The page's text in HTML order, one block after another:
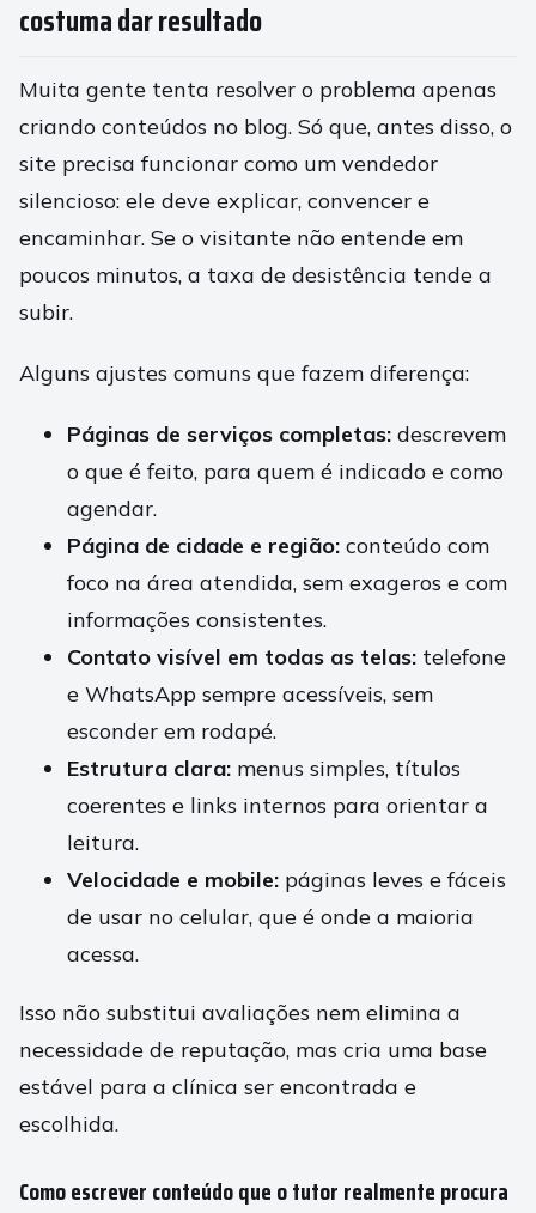
costuma dar resultado
Muita gente tenta resolver o problema apenas
criando conteúdos no blog. Só que, antes disso, o
site precisa funcionar como um vendedor
silencioso: ele deve explicar, convencer e
encaminhar. Se o visitante não entende em
poucos minutos, a taxa de desistência tende a
subir.
Alguns ajustes comuns que fazem diferença:
Páginas de serviços completas: descrevem
o que é feito, para quem é indicado e como
agendar.
Página de cidade e região: conteúdo com
foco na área atendida, sem exageros e com
informações consistentes.
Contato visível em todas as telas: telefone
e WhatsApp sempre acessíveis, sem
esconder em rodapé.
Estrutura clara: menus simples, títulos
coerentes e links internos para orientar a
leitura.
Velocidade e mobile: páginas leves e fáceis
de usar no celular, que é onde a maioria
acessa.
Isso não substitui avaliações nem elimina a
necessidade de reputação, mas cria uma base
estável para a clínica ser encontrada e
escolhida.
Como escrever conteúdo que o tutor realmente procura